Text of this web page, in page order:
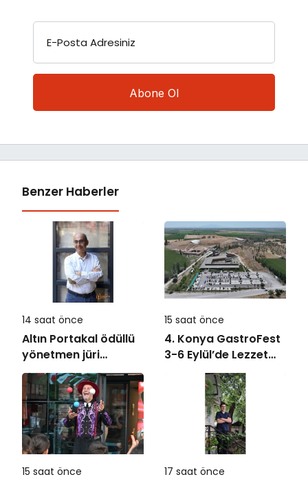
E-Posta Adresiniz
Benzer Haberler
14 saat önce
Altın Portakal ödüllü
yönetmen jüri
başkanı oldu
15 saat önce
4. Konya GastroFest
3-6 Eylül’de Lezzet
Tutkunlarını
Ağırlayacak
15 saat önce 17 saat önce